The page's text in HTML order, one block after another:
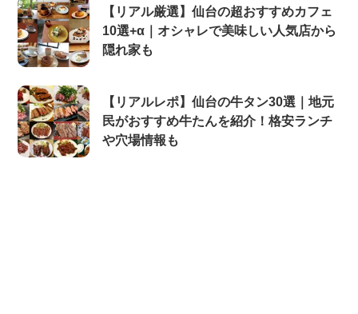
【リアル厳選】仙台の超おすすめカフェ
10選+α｜オシャレで美味しい人気店から
隠れ家も
【リアルレポ】仙台の牛タン30選｜地元
民がおすすめ牛たんを紹介！格安ランチ
や穴場情報も